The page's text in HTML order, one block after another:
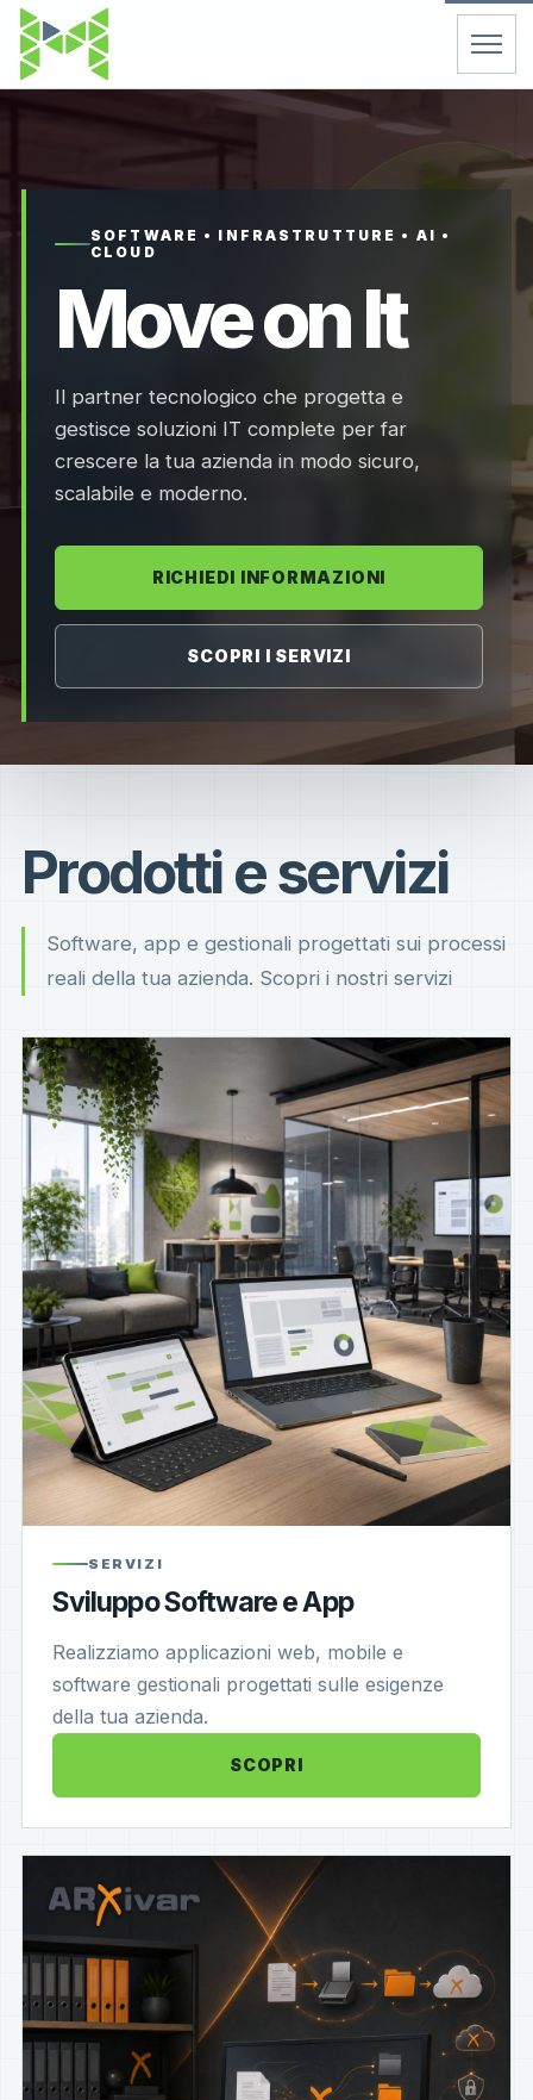
Servizi
Chi Siamo
Contatti
FAQ
Support
SOFTWARE • INFRASTRUTTURE • AI •
CLOUD
Move on It
Il partner tecnologico che progetta e
gestisce soluzioni IT complete per far
crescere la tua azienda in modo sicuro,
scalabile e moderno.
RICHIEDI INFORMAZIONI
SCOPRI I SERVIZI
Prodotti e servizi
Software, app e gestionali progettati sui processi
reali della tua azienda. Scopri i nostri servizi
SERVIZI
Sviluppo Software e App
Realizziamo applicazioni web, mobile e
software gestionali progettati sulle esigenze
della tua azienda.
SCOPRI